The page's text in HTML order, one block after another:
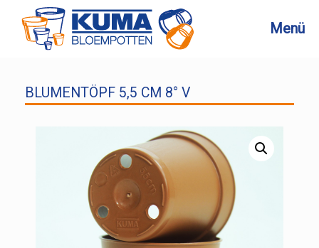
springen
Menü
BLUMENTÖPF 5,5 CM 8° V